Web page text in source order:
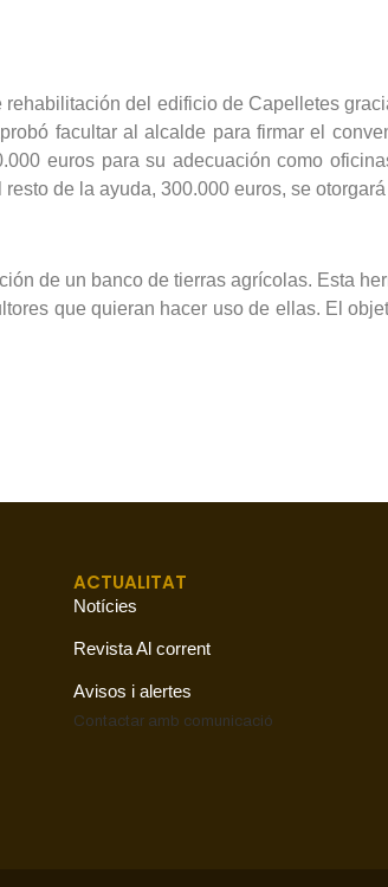
del edificio de Capelletes
facultar al alcalde para firmar el
euros para su adecuación como
de la ayuda, 300.000 euros, se
de un banco de tierras agrícolas. Esta
que quieran hacer uso de ellas. El
ACTUALITAT
Notícies
Revista Al corrent
Avisos i alertes
Contactar amb comunicació